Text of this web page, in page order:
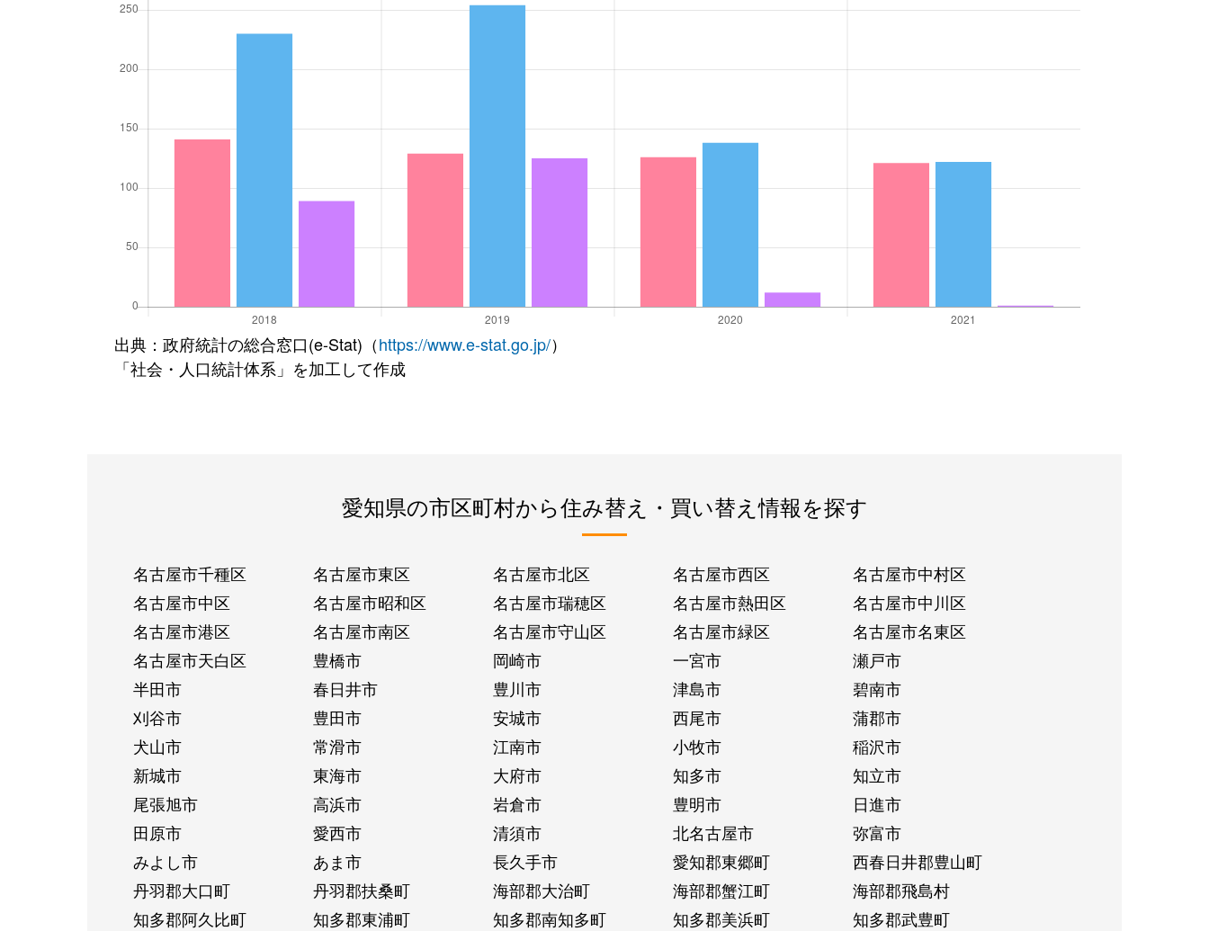
出典：政府統計の総合窓口(e-Stat)（https://www.e-stat.go.jp/）
「社会・人口統計体系」を加工して作成
愛知県の市区町村から住み替え・買い替え情報を探す
名古屋市千種区 名古屋市東区 名古屋市北区 名古屋市西区
名古屋市中村区
名古屋市中区
名古屋市昭和区 名古屋市瑞穂区 名古屋市熱田区
名古屋市中川区
名古屋市港区
名古屋市南区 名古屋市守山区 名古屋市緑区
名古屋市名東区
名古屋市天白区
豊橋市 岡崎市 一宮市
瀬戸市
半田市
春日井市 豊川市 津島市
碧南市
刈谷市
豊田市 安城市 西尾市
蒲郡市
犬山市
常滑市 江南市 小牧市
稲沢市
新城市
東海市 大府市 知多市
知立市
尾張旭市
高浜市 岩倉市 豊明市
日進市
田原市
愛西市 清須市 北名古屋市
弥富市
みよし市
あま市 長久手市 愛知郡東郷町
西春日井郡豊山町
丹羽郡大口町
丹羽郡扶桑町 海部郡大治町 海部郡蟹江町
海部郡飛島村
知多郡阿久比町
知多郡東浦町 知多郡南知多町 知多郡美浜町
知多郡武豊町